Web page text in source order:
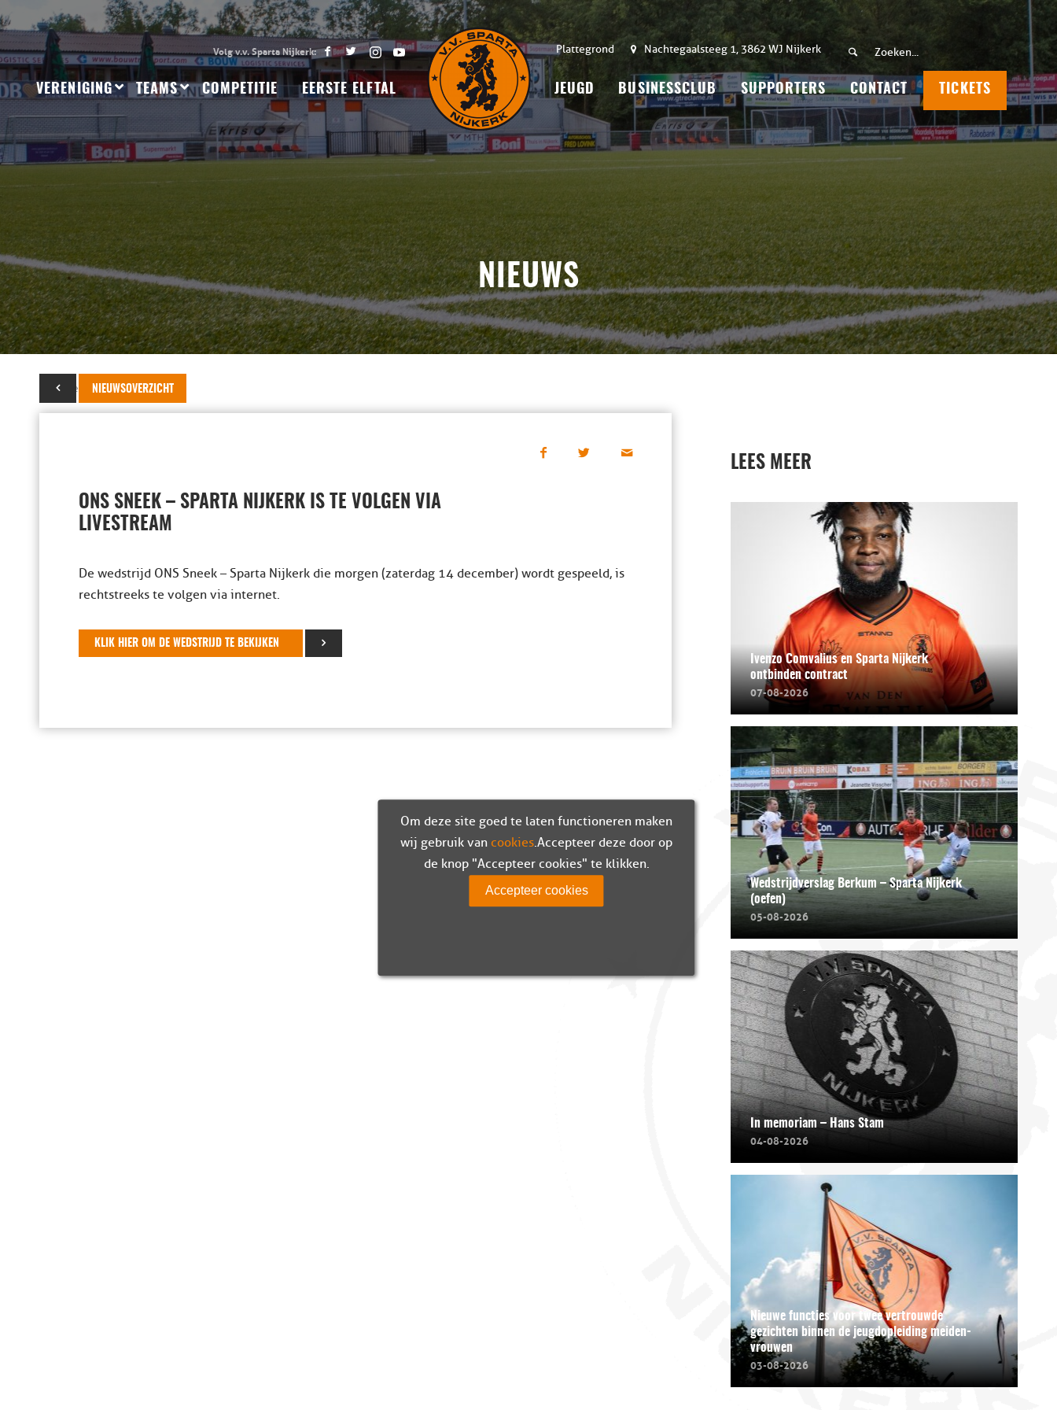
Plattegrond Nachtegaalsteeg 1, 3862 WJ Nijkerk
VERENIGING TEAMS COMPETITIE EERSTE ELFTAL JEUGD BUSINESSCLUB SUPPORTERS CONTACT TICKETS
NIEUWS
NIEUWSOVERZICHT
13 december 2019
ONS SNEEK – SPARTA NIJKERK IS TE VOLGEN VIA
LIVESTREAM
De wedstrijd ONS Sneek – Sparta Nijkerk die morgen (zaterdag 14 december) wordt gespeeld, is
rechtstreeks te volgen via internet.
KLIK HIER OM DE WEDSTRIJD TE BEKIJKEN
LEES MEER
Ivenzo Comvalius en Sparta Nijkerk
ontbinden contract
07-08-2026
Wedstrijdverslag Berkum – Sparta Nijkerk
(oefen)
05-08-2026
In memoriam – Hans Stam
04-08-2026
Nieuwe functies voor twee vertrouwde
gezichten binnen de jeugdopleiding meiden-
vrouwen
03-08-2026
Om deze site goed te laten functioneren maken
wij gebruik van cookies. Accepteer deze door op
de knop "Accepteer cookies" te klikken.
Accepteer cookies